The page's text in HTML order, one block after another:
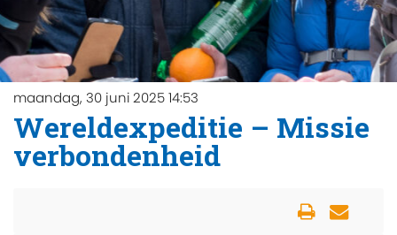
maandag, 30 juni 2025 14:53
Wereldexpeditie – Missie
verbondenheid